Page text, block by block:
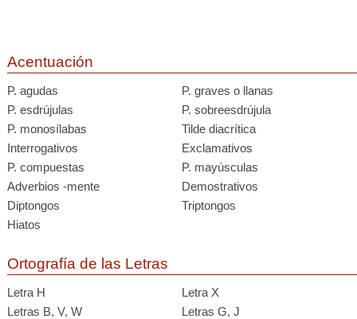
Acentuación
P. agudas
P. graves o llanas
P. esdrújulas
P. sobreesdrújula
P. monosílabas
Tilde diacrítica
Interrogativos
Exclamativos
P. compuestas
P. mayúsculas
Adverbios -mente
Demostrativos
Diptongos
Triptongos
Hiatos
Ortografía de las Letras
Letra H
Letra X
Letras B, V, W
Letras G, J